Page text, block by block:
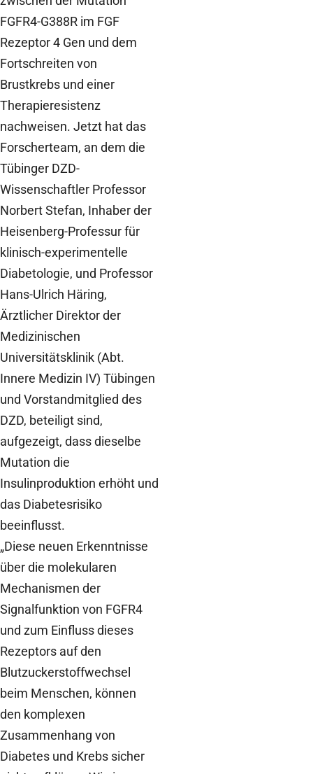
FGFR4-G388R im FGF
Rezeptor 4 Gen und dem
Fortschreiten von
Brustkrebs und einer
Therapieresistenz
nachweisen. Jetzt hat das
Forscherteam, an dem die
Tübinger DZD-
Wissenschaftler Professor
Norbert Stefan, Inhaber der
Heisenberg-Professur für
klinisch-experimentelle
Diabetologie, und Professor
Hans-Ulrich Häring,
Ärztlicher Direktor der
Medizinischen
Universitätsklinik (Abt.
Innere Medizin IV) Tübingen
und Vorstandmitglied des
DZD, beteiligt sind,
aufgezeigt, dass dieselbe
Mutation die
Insulinproduktion erhöht und
das Diabetesrisiko
beeinflusst.
„Diese neuen Erkenntnisse
über die molekularen
Mechanismen der
Signalfunktion von FGFR4
und zum Einfluss dieses
Rezeptors auf den
Blutzuckerstoffwechsel
beim Menschen, können
den komplexen
Zusammenhang von
Diabetes und Krebs sicher